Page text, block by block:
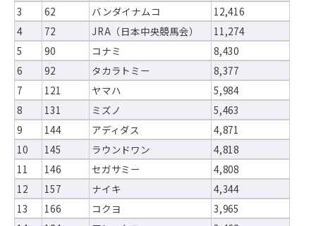
3
62 バンダイナムコ
12,416
4
72 JRA（日本中央競馬会）
11,274
5
90 コナミ
8,430
6
92 タカラトミー
8,377
7
121 ヤマハ
5,984
8
131 ミズノ
5,463
9
144 アディダス
4,871
10
145 ラウンドワン
4,818
11
146 セガサミー
4,808
12
157 ナイキ
4,344
13
166 コクヨ
3,965